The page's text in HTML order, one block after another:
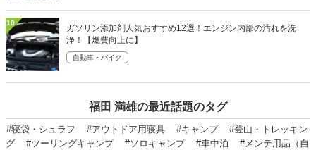
10
ガソリン添加剤人気おすすめ12選！エンジン内部の汚れを洗
浄！【燃費向上に】
自動車・バイク
福田 満雄の最近話題のタグ
#寝袋・シュラフ #アウトドア用寝具 #キャンプ
#登山・トレッキン
グ
#ツーリングキャンプ #ソロキャンプ #車中泊
#メンテ用品（自